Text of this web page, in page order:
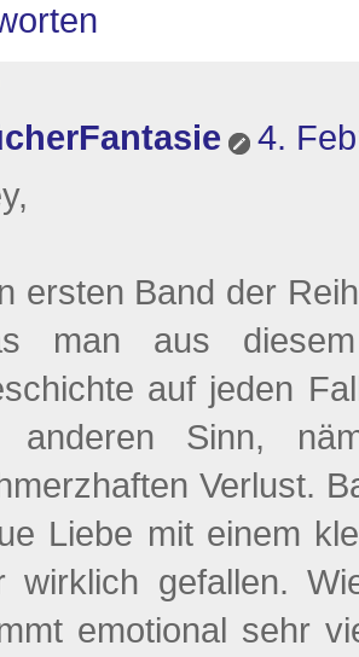
4.
ersten Band der
man aus
auf jeden
anderen Sinn,
Verlust.
Liebe mit einem
wirklich gefallen.
emotional sehr